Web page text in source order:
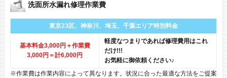
洗面所水漏れ修理作業費
東京23区、神奈川、 埼玉、千葉エリア特別料金
基本料金3,000円＋作業費
3,000円 ＝計6,000円
軽度なつまりであれば修理費用はこれ
だけ!!!
お気軽に御依頼ください♪
※作業費は作業内容によって異なります。状況に合った最適な方法をご提案